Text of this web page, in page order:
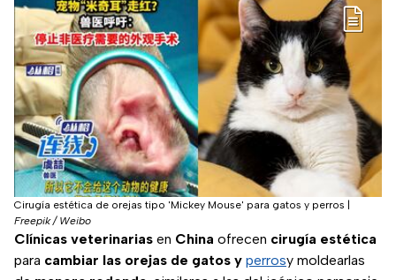
Cirugía estética de orejas tipo 'Mickey Mouse' para gatos y perros
Freepik / Weibo
Clínicas veterinarias en China ofrecen cirugía estética
para cambiar las orejas de gatos y perrosy moldearlas